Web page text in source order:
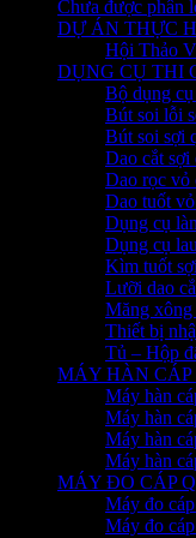
Chưa được phân
DỰ ÁN THỰC
Hội Thảo
DỤNG CỤ THI
Bộ dụng
Bút soi lỗi
Bút soi sợi
Dao cắt sợi
Dao rọc vỏ
Dao tuốt
Dụng cụ
Dụng cụ
Kìm tuốt
Lưỡi dao
Măng xông
Thiết bị
Tủ – Hộp
MÁY HÀN CÁP
Máy hàn
Máy hàn
Máy hàn
Máy hàn
MÁY ĐO CÁP
Máy đo
Máy đo